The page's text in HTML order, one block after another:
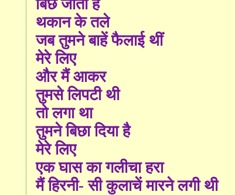
बिछ जाता है
थकान के तले
जब तुमने बाहें फैलाई थीं
मेरे लिए
और मैं आकर
तुमसे लिपटी थी
तो लगा था
तुमने बिछा दिया है
मेरे लिए
एक घास का गलीचा हरा
मैं हिरनी- सी कुलाचें मारने लगी थी